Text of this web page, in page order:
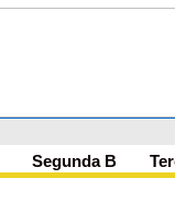
Segunda B